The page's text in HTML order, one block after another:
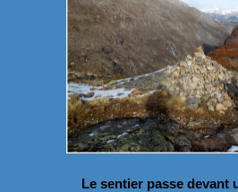
Le sentier passe devant